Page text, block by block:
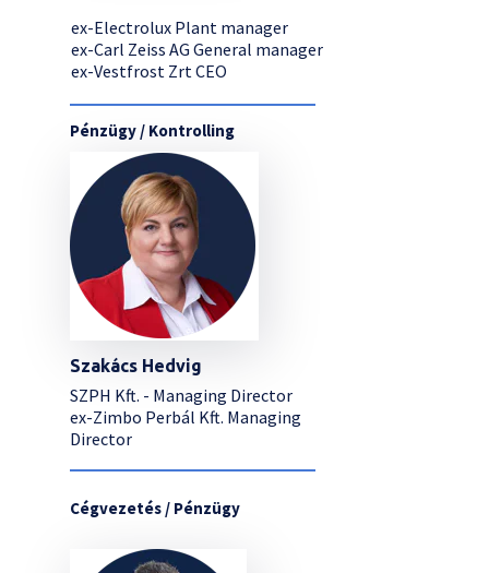
SZPH Kft. - Managing Director
ex-Zimbo Perbál Kft. Managing
Director
Szakács Hedvig
Pénzügy / Kontrolling
ex-Electrolux Plant manager
ex-Carl Zeiss AG General manager
ex-Vestfrost Zrt CEO
Cégvezetés / Pénzügy